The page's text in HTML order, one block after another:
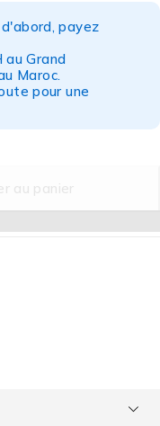
payez
Grand
Maroc.
pour une
au panier